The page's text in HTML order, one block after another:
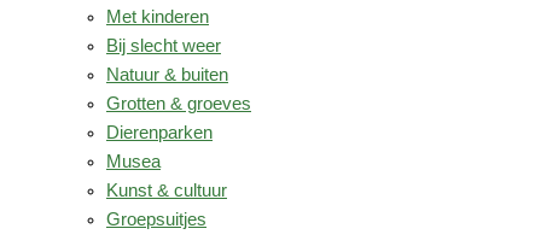
Met kinderen
Bij slecht weer
Natuur & buiten
Grotten & groeves
Dierenparken
Musea
Kunst & cultuur
Groepsuitjes